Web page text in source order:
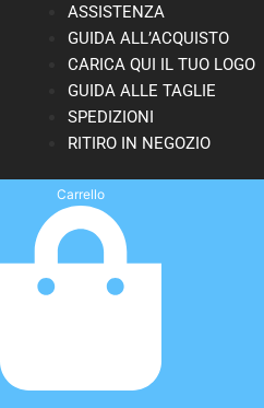
ASSISTENZA
GUIDA ALL’ACQUISTO
CARICA QUI IL TUO LOGO
GUIDA ALLE TAGLIE
SPEDIZIONI
RITIRO IN NEGOZIO
Carrello